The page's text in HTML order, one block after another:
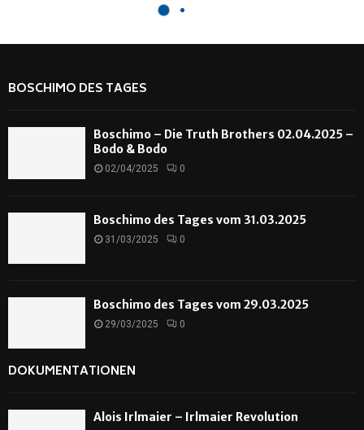
BOSCHIMO DES TAGES
Boschimo – Die Truth Brothers 02.04.2025 –
Bodo & Bodo
02/04/2025 0
Boschimo des Tages vom 31.03.2025
31/03/2025 0
Boschimo des Tages vom 29.03.2025
29/03/2025 0
DOKUMENTATIONEN
Alois Irlmaier – Irlmaier Revolution